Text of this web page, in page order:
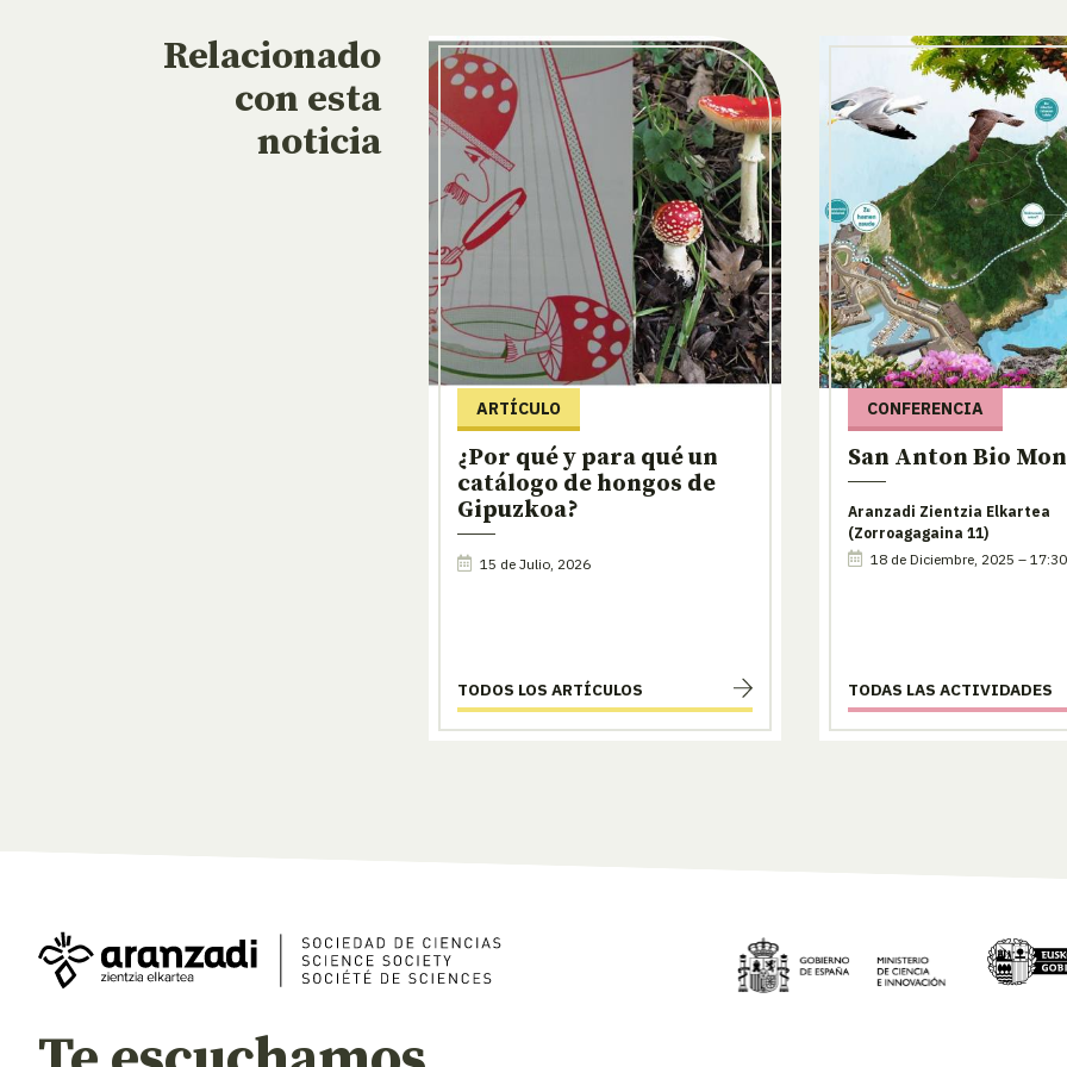
Relacionado
con esta
noticia
ARTÍCULO
¿Por qué y para qué un
catálogo de hongos de
Gipuzkoa?
15 de Julio, 2026
TODOS LOS ARTÍCULOS
CONFERENCIA
San Anton Bio
Aranzadi Zientzia Elkartea
(Zorroagagaina 11)
18 de Diciembre, 2025 – 17:30
TODAS LAS ACTIVIDADES